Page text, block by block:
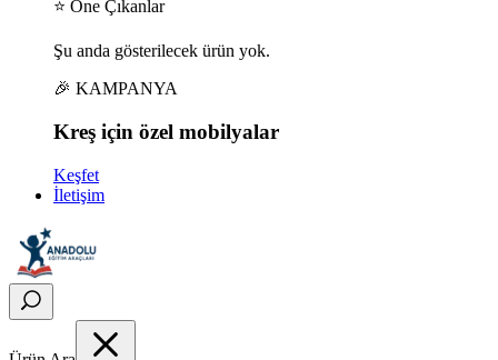
⭐ Öne Çıkanlar
Şu anda gösterilecek ürün yok.
🎉 KAMPANYA
Kreş için özel mobilyalar
Keşfet
İletişim